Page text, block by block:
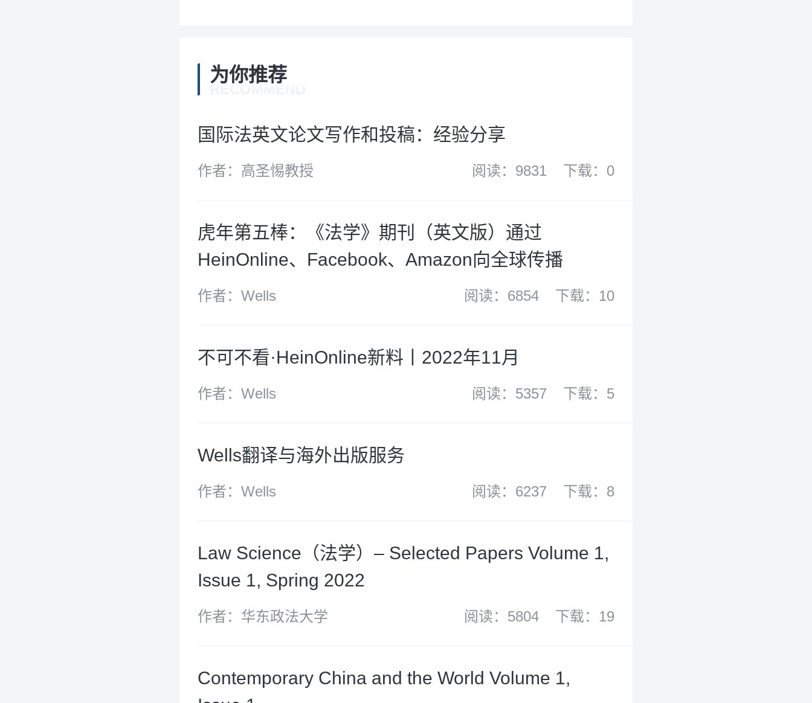
为你推荐
RECOMMEND
国际法英文论文写作和投稿：经验分享
作者：高圣惕教授 阅读：9831 下载：0
虎年第五棒：《法学》期刊（英文版）通过
HeinOnline、Facebook、Amazon向全球传播
作者：Wells 阅读：6854 下载：10
不可不看·HeinOnline新料丨2022年11月
作者：Wells 阅读：5357 下载：5
Wells翻译与海外出版服务
作者：Wells 阅读：6237 下载：8
Law Science（法学）– Selected Papers Volume 1,
Issue 1, Spring 2022
作者：华东政法大学 阅读：5804 下载：19
Contemporary China and the World Volume 1,